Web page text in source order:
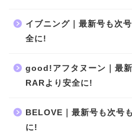
イブニング｜最新号も次
全に!
good!アフタヌーン｜最
RARより安全に!
BELOVE｜最新号も次号
に!